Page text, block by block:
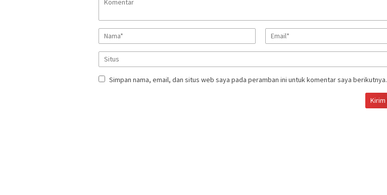
Simpan nama, email, dan situs web saya pada peramban ini untuk komentar saya berikutnya.